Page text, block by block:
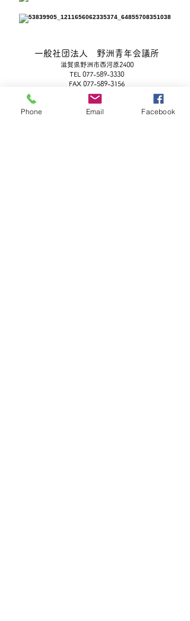
一般社団法人 野洲青年会議所
滋賀県野洲市西河原2400
TEL 077-589-3330
FAX 077-589-3156
Copyright(c)2017 Yasu Junior Chamber
Phone Email Facebook